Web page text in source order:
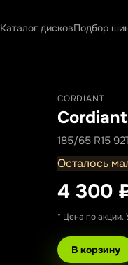
Каталог дисковПодбор
CORDIANT
185/65 R15
Осталось
4 300
* Цена по акции.
В корзину